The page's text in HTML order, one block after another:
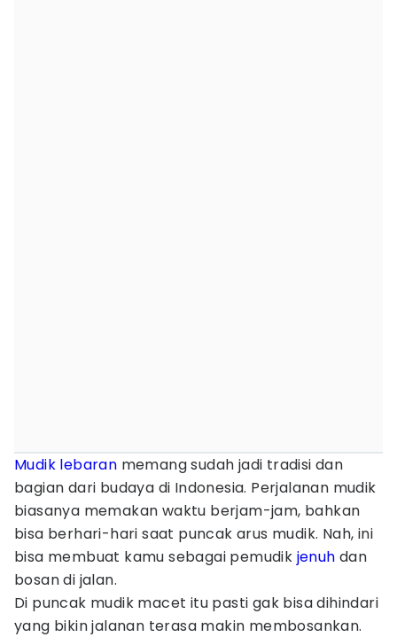
Mudik lebaran memang sudah jadi tradisi dan
bagian dari budaya di Indonesia. Perjalanan mudik
biasanya memakan waktu berjam-jam, bahkan
bisa berhari-hari saat puncak arus mudik. Nah, ini
bisa membuat kamu sebagai pemudik jenuh dan
bosan di jalan.
Di puncak mudik macet itu pasti gak bisa dihindari
yang bikin jalanan terasa makin membosankan.